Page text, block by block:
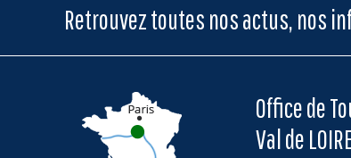
Retrouvez toutes nos actus, nos
Office de
Val de